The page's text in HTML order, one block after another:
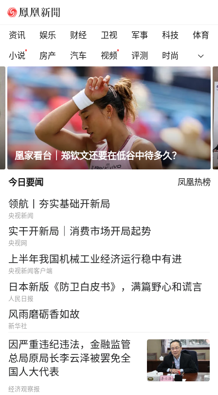
资讯 娱乐 财经 卫视 军事 科技
体育
小说
房产 汽车 视频 评测 时尚
王胜利履新首秀定调“砺新”，一汽-大众2026
棋局瞄准三大核心策略
今日要闻 凤凰热榜
领航丨夯实基础开新局
央视新闻
实干开新局｜消费市场开局起势
央视网
上半年我国机械工业经济运行稳中有进
央视新闻客户端
日本新版《防卫白皮书》，满篇野心和谎言
人民日报
风雨磨砺香如故
新华社
因严重违纪违法，金融监管
总局原局长李云泽被罢免全
国人大代表
经济观察报